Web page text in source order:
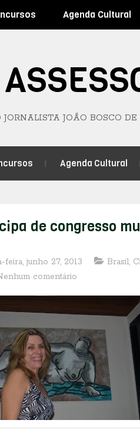
Agenda Cultural
JORNALISTA JOÃO BOSCO
Agenda Cultural
de congresso
feira, junho 27, 2013 Brasil,
comentário